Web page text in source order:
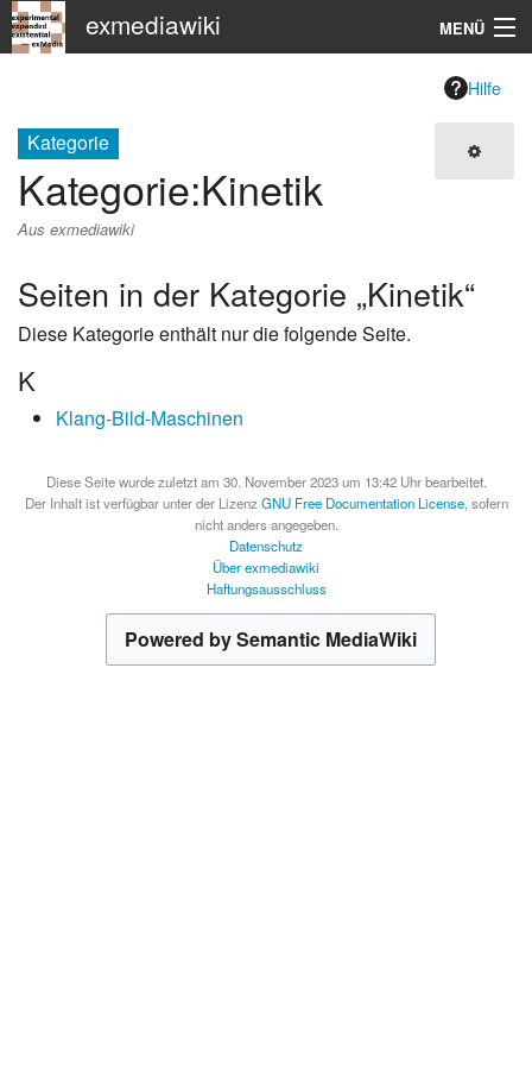
exmediawiki MENÜ
KHM
Suche
Hilfe
Kategorie
Kategorie:Kinetik
Aus exmediawiki
Seiten in der Kategorie „Kinetik“
Diese Kategorie enthält nur die folgende Seite.
K
Klang-Bild-Maschinen
Diese Seite wurde zuletzt am 30. November 2023 um 13:42 Uhr bearbeitet.
Der Inhalt ist verfügbar unter der LizenzGNU Free Documentation License, sofern
nicht anders angegeben.
Datenschutz
Über exmediawiki
Haftungsausschluss
Powered by Semantic MediaWiki